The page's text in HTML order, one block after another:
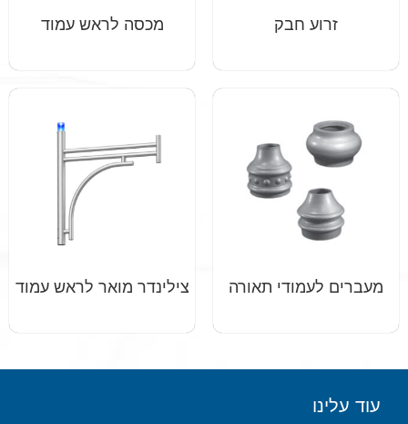
זרוע חבק מכסה לראש עמוד
מעברים לעמודי תאורה צילינדר מואר לראש עמוד
עוד עלינו